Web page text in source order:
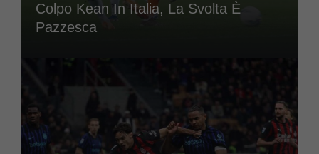
Colpo Kean In Italia, La Svolta È
Pazzesca